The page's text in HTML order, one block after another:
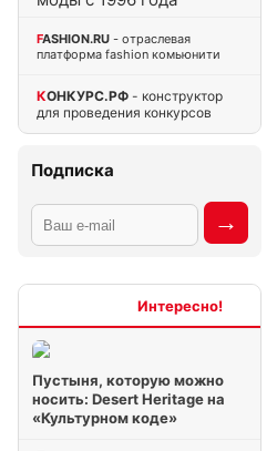
FASHION.RU - отраслевая
платформа fashion комьюнити
КОНКУРС.РФ - конструктор
для проведения конкурсов
Подписка
Пустыня, которую можно
носить: Desert Heritage на
«Культурном коде»